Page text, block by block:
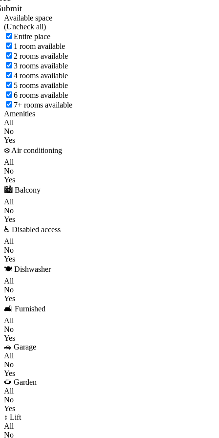
Available space
(Uncheck all)
Entire place
1 room available
2 rooms available
3 rooms available
4 rooms available
5 rooms available
6 rooms available
7+ rooms available
Amenities
All
No
Yes
❄️ Air conditioning
All
No
Yes
🏙️ Balcony
All
No
Yes
♿ Disabled access
All
No
Yes
🍽️ Dishwasher
All
No
Yes
🛋️ Furnished
All
No
Yes
🚗 Garage
All
No
Yes
🌻 Garden
All
No
Yes
↕️ Lift
All
No